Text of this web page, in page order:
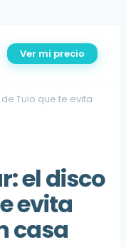
Ver mi precio
Tuio que te evita
el disco
evita
casa